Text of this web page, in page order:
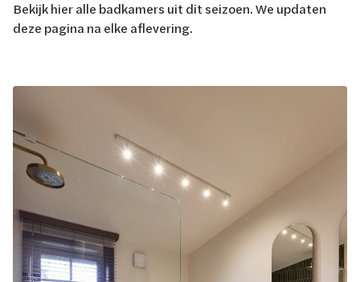
Bekijk hier alle badkamers uit dit seizoen. We updaten
deze pagina na elke aflevering.